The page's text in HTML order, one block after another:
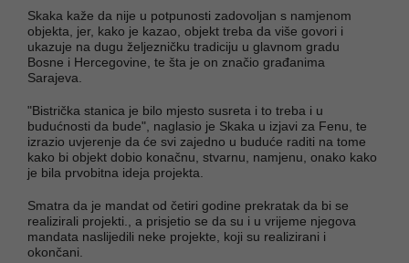
Skaka kaže da nije u potpunosti zadovoljan s namjenom
objekta, jer, kako je kazao, objekt treba da više govori i
ukazuje na dugu željezničku tradiciju u glavnom gradu
Bosne i Hercegovine, te šta je on značio građanima
Sarajeva.
"Bistrička stanica je bilo mjesto susreta i to treba i u
budućnosti da bude", naglasio je Skaka u izjavi za Fenu, te
izrazio uvjerenje da će svi zajedno u buduće raditi na tome
kako bi objekt dobio konačnu, stvarnu, namjenu, onako kako
je bila prvobitna ideja projekta.
Smatra da je mandat od četiri godine prekratak da bi se
realizirali projekti., a prisjetio se da su i u vrijeme njegova
mandata naslijedili neke projekte, koji su realizirani i
okončani.